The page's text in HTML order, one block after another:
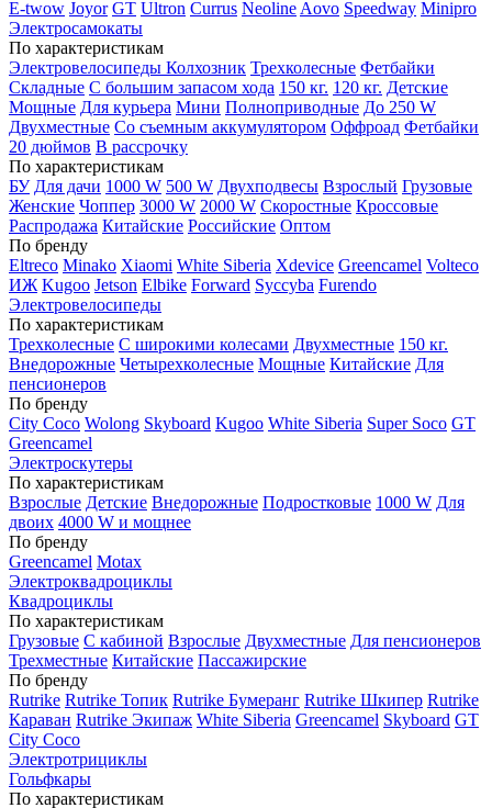
E-twow Joyor GT Ultron Currus Neoline Aovo Speedway Minipro
Электросамокаты
По характеристикам
Электровелосипеды Колхозник Трехколесные Фетбайки
Складные С большим запасом хода 150 кг. 120 кг. Детские
Мощные Для курьера Мини Полноприводные До 250 W
Двухместные Со съемным аккумулятором Оффроад Фетбайки
20 дюймов В рассрочку
По характеристикам
БУ Для дачи 1000 W 500 W Двухподвесы Взрослый Грузовые
Женские Чоппер 3000 W 2000 W Скоростные Кроссовые
Распродажа Китайские Российские Оптом
По бренду
Eltreco Minako Xiaomi White Siberia Xdevice Greencamel Volteco
ИЖ Kugoo Jetson Elbike Forward Syccyba Furendo
Электровелосипеды
По характеристикам
Трехколесные С широкими колесами Двухместные 150 кг.
Внедорожные Четырехколесные Мощные Китайские Для
пенсионеров
По бренду
City Coco Wolong Skyboard Kugoo White Siberia Super Soco GT
Greencamel
Электроскутеры
По характеристикам
Взрослые Детские Внедорожные Подростковые 1000 W Для
двоих 4000 W и мощнее
По бренду
Greencamel Motax
Электроквадроциклы
Квадроциклы
По характеристикам
Грузовые С кабиной Взрослые Двухместные Для пенсионеров
Трехместные Китайские Пассажирские
По бренду
Rutrike Rutrike Топик Rutrike Бумеранг Rutrike Шкипер Rutrike
Караван Rutrike Экипаж White Siberia Greencamel Skyboard GT
City Coco
Электротрициклы
Гольфкары
По характеристикам